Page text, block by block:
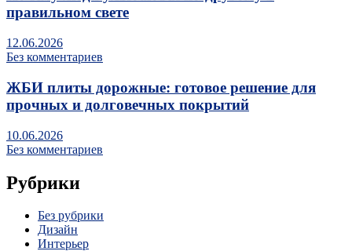
правильном свете
12.06.2026
Без комментариев
ЖБИ плиты дорожные: готовое решение для
прочных и долговечных покрытий
10.06.2026
Без комментариев
Рубрики
Без рубрики
Дизайн
Интерьер